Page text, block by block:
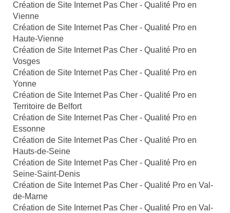
Création de Site Internet Pas Cher - Qualité Pro en
Vienne
Création de Site Internet Pas Cher - Qualité Pro en
Haute-Vienne
Création de Site Internet Pas Cher - Qualité Pro en
Vosges
Création de Site Internet Pas Cher - Qualité Pro en
Yonne
Création de Site Internet Pas Cher - Qualité Pro en
Territoire de Belfort
Création de Site Internet Pas Cher - Qualité Pro en
Essonne
Création de Site Internet Pas Cher - Qualité Pro en
Hauts-de-Seine
Création de Site Internet Pas Cher - Qualité Pro en
Seine-Saint-Denis
Création de Site Internet Pas Cher - Qualité Pro en Val-
de-Marne
Création de Site Internet Pas Cher - Qualité Pro en Val-